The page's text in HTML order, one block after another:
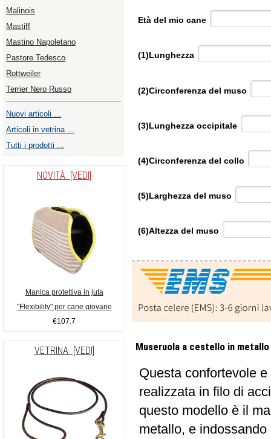
Malinois
Mastiff
Mastino Napoletano
Pastore Tedesco
Rottweiler
Terrier Nero Russo
Nuovi articoli ...
Articoli in vetrina ...
Tutti i prodotti ...
NOVITÀ [VEDI]
Manica protettiva in juta
"Flexibility" per cane giovane
€107.7
VETRINA [VEDI]
Età del mio cane
(1)Lunghezza
(2)Circonferenza del muso
(3)Lunghezza occipitale
(4)Circonferenza del collo
(5)Larghezza del muso
(6)Altezza del muso
Museruola a cestello in
Questa confortevole
realizzata in filo di
questo modello è il
metallo, e